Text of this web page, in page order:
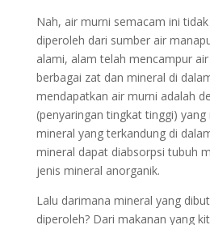
Nah, air murni semacam ini
diperoleh dari sumber air
alami, alam telah mencampur
berbagai zat dan mineral di
mendapatkan air murni adalah
(penyaringan tingkat tinggi)
mineral yang terkandung di
mineral dapat diabsorpsi tubuh
jenis mineral anorganik.
Lalu darimana mineral yang
diperoleh? Dari makanan yang